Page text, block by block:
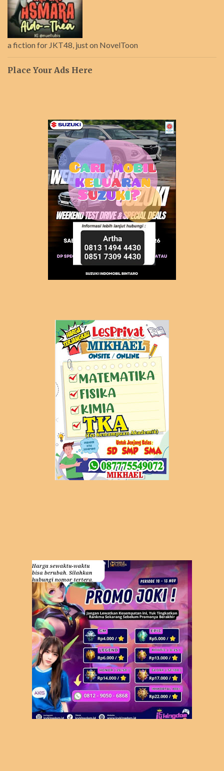
a fiction for JKT48, just on NovelToon
Place Your Ads Here